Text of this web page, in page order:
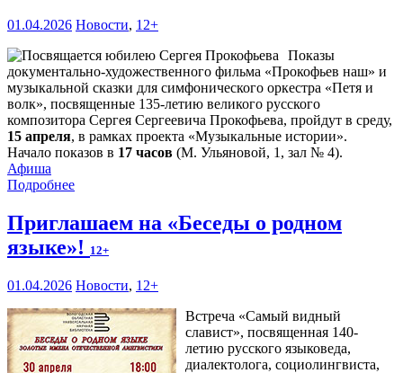
01.04.2026 Новости, 12+
Показы
документально-художественного фильма «Прокофьев наш» и
музыкальной сказки для симфонического оркестра «Петя и
волк», посвященные 135-летию великого русского
композитора Сергея Сергеевича Прокофьева, пройдут в среду,
15 апреля, в рамках проекта «Музыкальные истории».
Начало показов в 17 часов (М. Ульяновой, 1, зал № 4).
Афиша
Подробнее
Приглашаем на «Беседы о родном
языке»! 12+
01.04.2026 Новости, 12+
Встреча «Самый видный
славист», посвященная 140-
летию русского языковеда,
диалектолога, социолингвиста,